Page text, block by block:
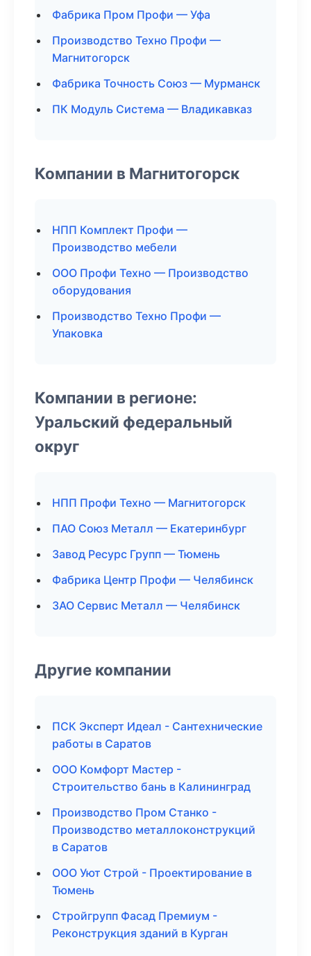
Фабрика Пром Профи — Уфа
Производство Техно Профи —
Магнитогорск
Фабрика Точность Союз — Мурманск
ПК Модуль Система — Владикавказ
Компании в Магнитогорск
НПП Комплект Профи —
Производство мебели
ООО Профи Техно — Производство
оборудования
Производство Техно Профи —
Упаковка
Компании в регионе:
Уральский федеральный
округ
НПП Профи Техно — Магнитогорск
ПАО Союз Металл — Екатеринбург
Завод Ресурс Групп — Тюмень
Фабрика Центр Профи — Челябинск
ЗАО Сервис Металл — Челябинск
Другие компании
ПСК Эксперт Идеал - Сантехнические
работы в Саратов
ООО Комфорт Мастер -
Строительство бань в Калининград
Производство Пром Станко -
Производство металлоконструкций
в Саратов
ООО Уют Строй - Проектирование в
Тюмень
Стройгрупп Фасад Премиум -
Реконструкция зданий в Курган